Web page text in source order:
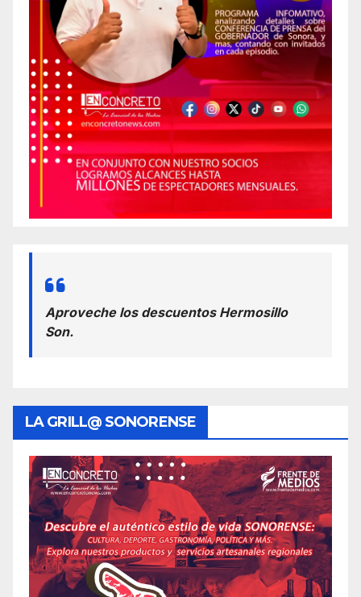
Aproveche los descuentos Hermosillo
Son.
LA GRILL@ SONORENSE